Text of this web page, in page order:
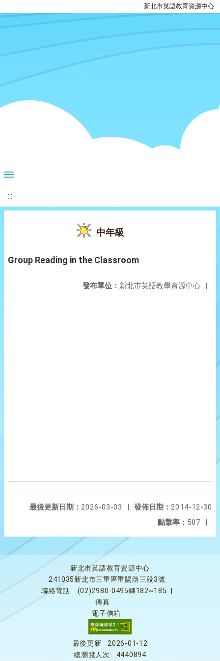
新北市英語教育資源中心
:::
中年級
Group Reading in the Classroom
發布單位： 新北市英語教學資源中心 |
發佈日期： 2014-12-30
最後更新日期： 2026-03-03
|
點擊率： 587 |
新北市英語教育資源中心
241035新北市三重區重陽路三段3號
聯絡電話
(02)2980-0495轉182~185
傳真
電子信箱
最後更新
2026-01-12
總瀏覽人次
4440894